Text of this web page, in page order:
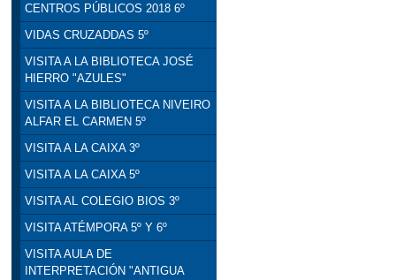
CENTROS PÚBLICOS 2018 6º
VIDAS CRUZADDAS 5º
VISITA A LA BIBLIOTECA JOSÉ
HIERRO "AZULES"
VISITA A LA BIBLIOTECA NIVEIRO
ALFAR EL CARMEN 5º
VISITA A LA CAIXA 3º
VISITA A LA CAIXA 5º
VISITA AL COLEGIO BIOS 3º
VISITA ATÉMPORA 5º Y 6º
VISITA AULA DE
INTERPRETACIÓN "ANTIGUA